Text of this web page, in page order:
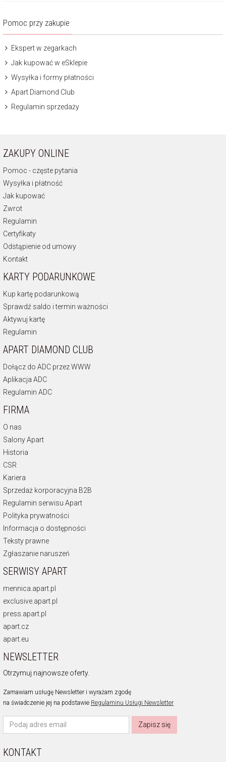
Pomoc przy zakupie
Ekspert w zegarkach
Jak kupować w eSklepie
Wysyłka i formy płatności
Apart Diamond Club
Regulamin sprzedaży
ZAKUPY ONLINE
Pomoc - częste pytania
Wysyłka i płatność
Jak kupować
Zwrot
Regulamin
Certyfikaty
Odstąpienie od umowy
Kontakt
KARTY PODARUNKOWE
Kup kartę podarunkową
Sprawdź saldo i termin ważności
Aktywuj kartę
Regulamin
APART DIAMOND CLUB
Dołącz do ADC przez WWW
Aplikacja ADC
Regulamin ADC
FIRMA
O nas
Salony Apart
Historia
CSR
Kariera
Sprzedaż korporacyjna B2B
Regulamin serwisu Apart
Polityka prywatności
Informacja o dostępności
Teksty prawne
Zgłaszanie naruszeń
SERWISY APART
mennica.apart.pl
exclusive.apart.pl
press.apart.pl
apart.cz
apart.eu
NEWSLETTER
Otrzymuj najnowsze oferty.
Zamawiam usługę Newsletter i wyrażam zgodę
na świadczenie jej na podstawie Regulaminu Usługi Newsletter
Zapisz się
KONTAKT